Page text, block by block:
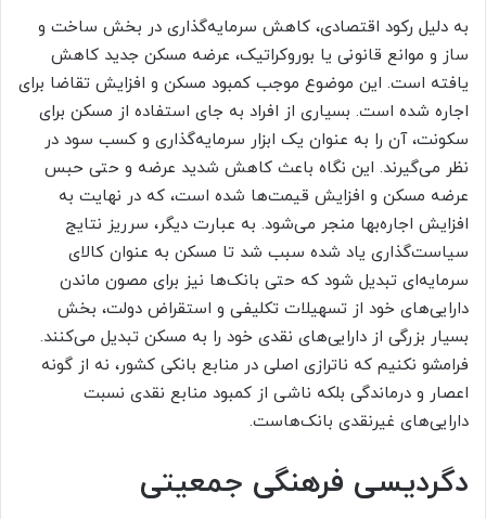
به دلیل رکود اقتصادی، کاهش سرمایه‌گذاری در بخش ساخت و
ساز و موانع قانونی یا بوروکراتیک، عرضه مسکن جدید کاهش
یافته است. این موضوع موجب کمبود مسکن و افزایش تقاضا برای
اجاره شده است. بسیاری از افراد به جای استفاده از مسکن برای
سکونت، آن را به عنوان یک ابزار سرمایه‌گذاری و کسب سود در
نظر می‌گیرند. این نگاه باعث کاهش شدید عرضه و حتی حبس
عرضه مسکن و افزایش قیمت‌ها شده است، که در نهایت به
افزایش اجاره‌بها منجر می‌شود. به عبارت دیگر، سرریز نتایج
سیاست‌گذاری یاد شده سبب شد تا مسکن به عنوان کالای
سرمایه‌ای تبدیل شود که حتی بانک‌ها نیز برای مصون ماندن
دارایی‌های خود از تسهیلات تکلیفی و استقراض دولت، بخش
بسیار بزرگی از دارایی‌های نقدی خود را به مسکن تبدیل می‌کنند.
فرامشو نکنیم که ناترازی اصلی در منابع بانکی کشور، نه از گونه
اعصار و درماندگی بلکه ناشی از کمبود منابع نقدی نسبت
دارایی‌های غیرنقدی بانک‌هاست.
دگردیسی فرهنگی جمعیتی